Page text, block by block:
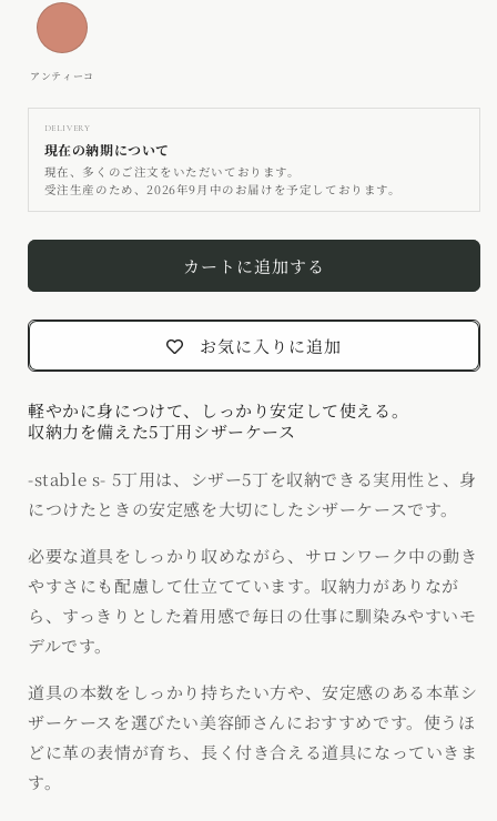
ジ
ア
ン
テ
ィ
ー
コ
DELIVERY
現在の納期について
現在、多くのご注文をいただいております。
受注生産のため、2026年9月中のお届けを予定しております。
カートに追加する
お気に入りに追加
軽やかに身につけて、しっかり安定して使える。
収納力を備えた5丁用シザーケース
-stable s- 5丁用は、シザー5丁を収納できる実用性と、身
につけたときの安定感を大切にしたシザーケースです。
必要な道具をしっかり収めながら、サロンワーク中の動き
やすさにも配慮して仕立てています。収納力がありなが
ら、すっきりとした着用感で毎日の仕事に馴染みやすいモ
デルです。
道具の本数をしっかり持ちたい方や、安定感のある本革シ
ザーケースを選びたい美容師さんにおすすめです。使うほ
どに革の表情が育ち、長く付き合える道具になっていきま
す。